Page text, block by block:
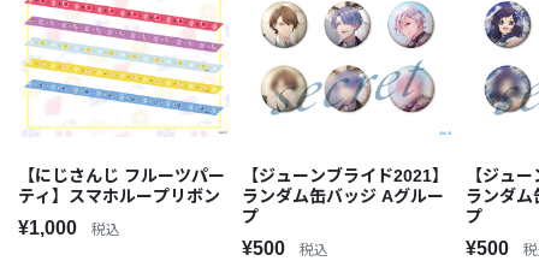
【にじさんじ フルーツパー
ティ】スマホループリボン
¥1,000 税込
【ジューンブライド2021】
ランダム缶バッジ Aグルー
プ
¥500 税込
【ジュ
ランダム
プ
¥500